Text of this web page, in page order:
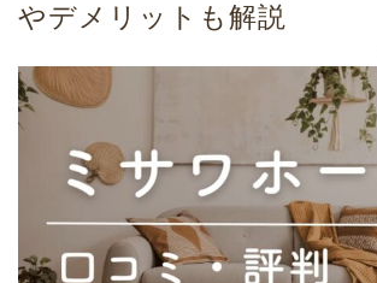
やデメリットも解説